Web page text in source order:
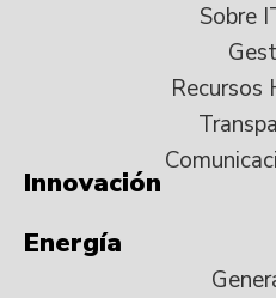
Sobre
Recursos
Innovación
Energía